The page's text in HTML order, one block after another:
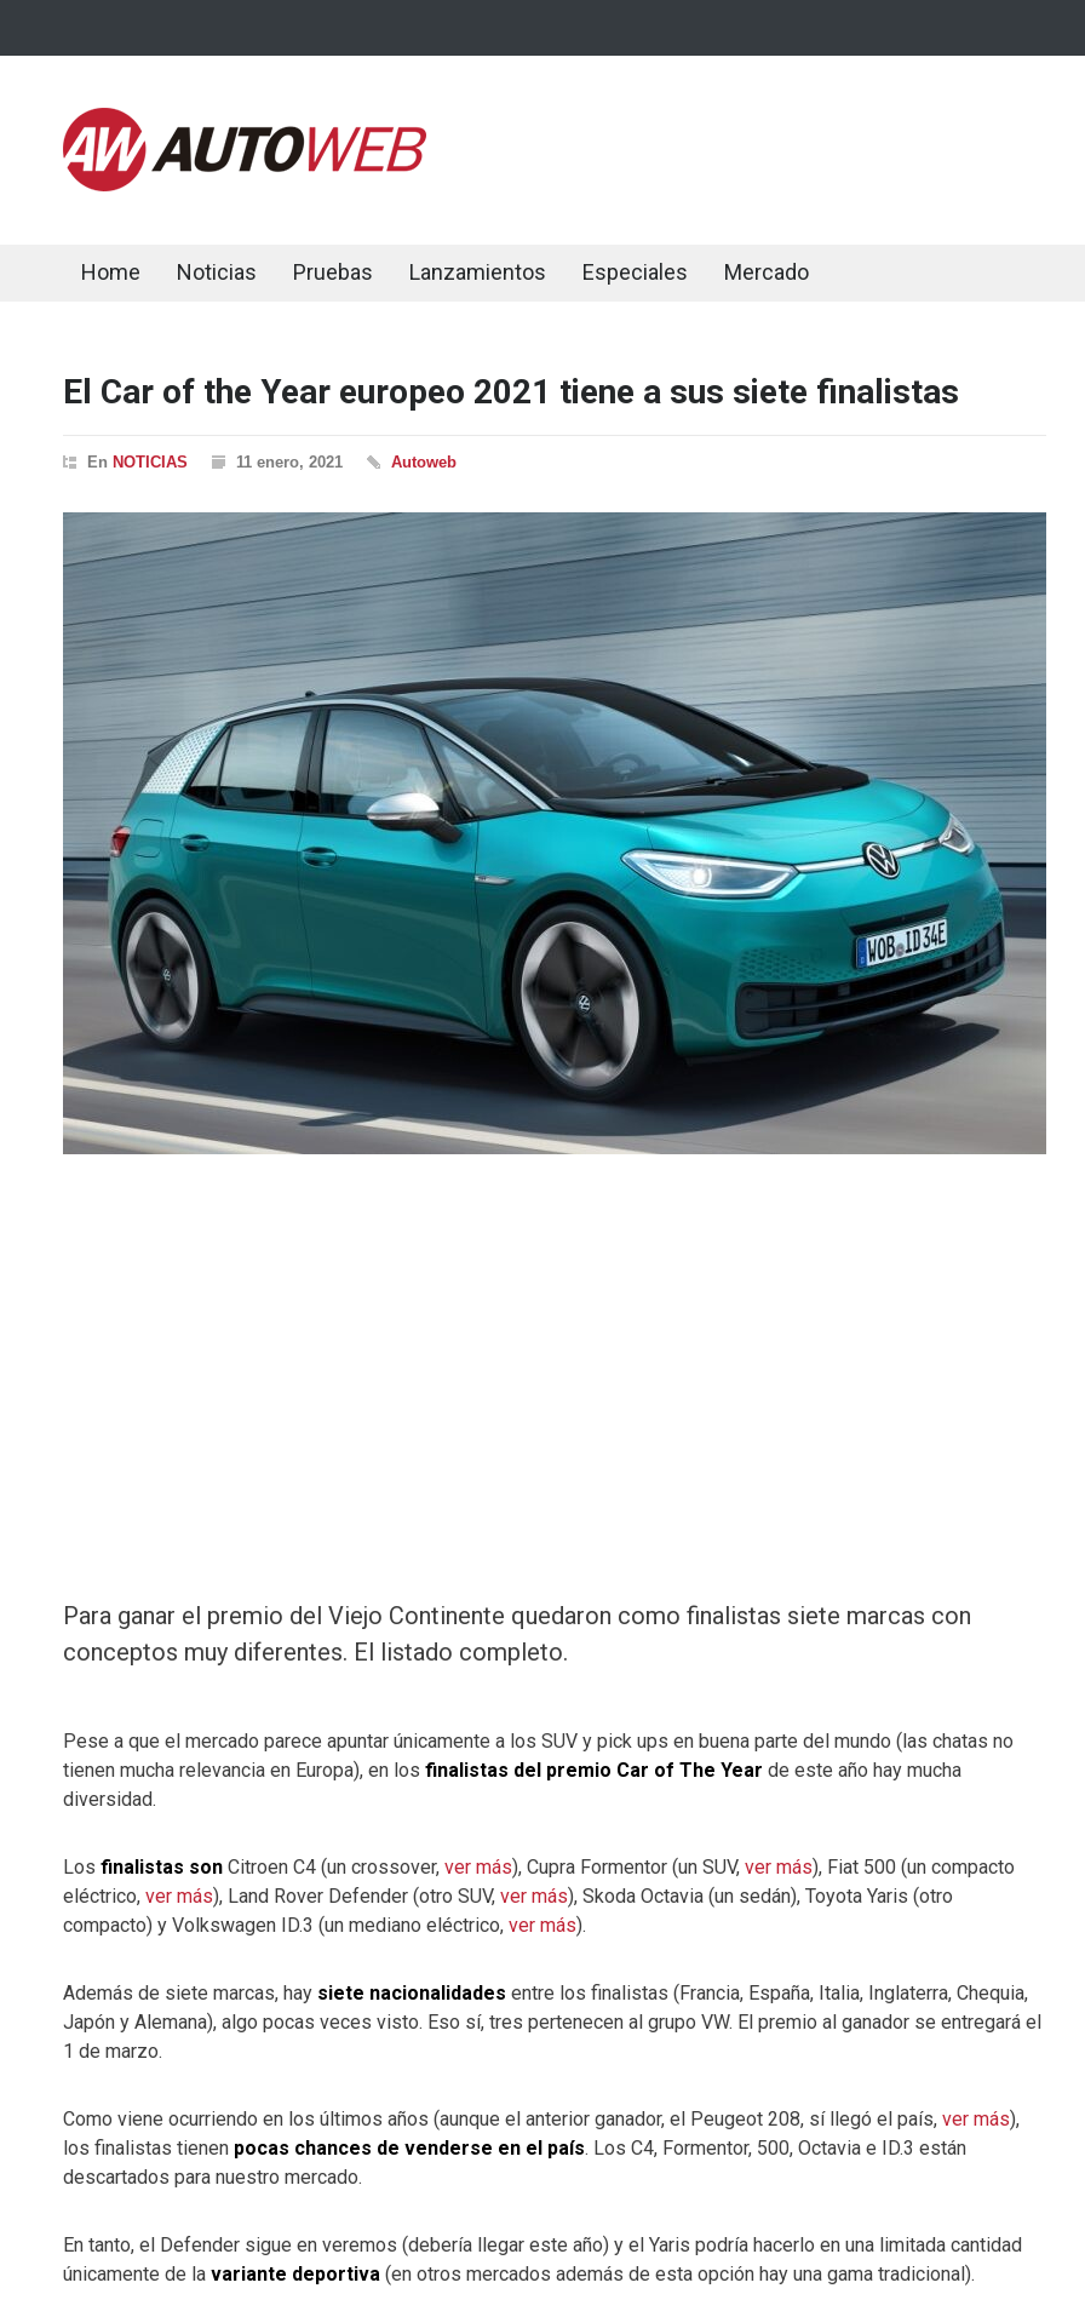
Home Noticias Pruebas Lanzamientos Especiales Mercado
El Car of the Year europeo 2021 tiene a sus siete finalistas
En NOTICIAS 11 enero, 2021 Autoweb
Para ganar el premio del Viejo Continente quedaron como finalistas siete marcas con
conceptos muy diferentes. El listado completo.
Pese a que el mercado parece apuntar únicamente a los SUV y pick ups en buena parte del mundo (las chatas no
tienen mucha relevancia en Europa), en los finalistas del premio Car of The Year de este año hay mucha
diversidad.
Los finalistas son Citroen C4 (un crossover, ver más), Cupra Formentor (un SUV, ver más), Fiat 500 (un compacto
eléctrico, ver más), Land Rover Defender (otro SUV, ver más), Skoda Octavia (un sedán), Toyota Yaris (otro
compacto) y Volkswagen ID.3 (un mediano eléctrico, ver más).
Además de siete marcas, hay siete nacionalidades entre los finalistas (Francia, España, Italia, Inglaterra, Chequia,
Japón y Alemana), algo pocas veces visto. Eso sí, tres pertenecen al grupo VW. El premio al ganador se entregará el
1 de marzo.
Como viene ocurriendo en los últimos años (aunque el anterior ganador, el Peugeot 208, sí llegó el país, ver más),
los finalistas tienen pocas chances de venderse en el país. Los C4, Formentor, 500, Octavia e ID.3 están
descartados para nuestro mercado.
En tanto, el Defender sigue en veremos (debería llegar este año) y el Yaris podría hacerlo en una limitada cantidad
únicamente de la variante deportiva (en otros mercados además de esta opción hay una gama tradicional).